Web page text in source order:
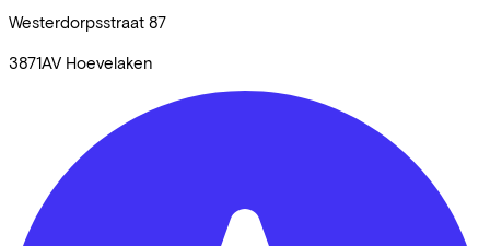
Westerdorpsstraat 87
3871AV Hoevelaken